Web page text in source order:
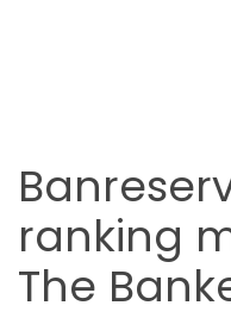
ranking
The